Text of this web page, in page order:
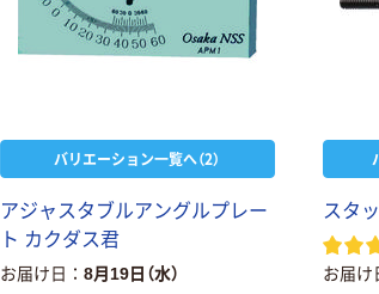
バリエーション一覧へ（2）
アジャスタブルアングルプレー
ト カクダス君
お届け日 8月19日（水）
スタ
お届け
山崎産業 コンド
モップ本体
モップST（糸付）
／替糸R 140g
￥841~ （税込）
人気商品
用タイプ）スプ
リングモップス
プ替え糸
￥560~
山崎産業